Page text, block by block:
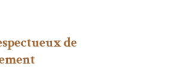
de